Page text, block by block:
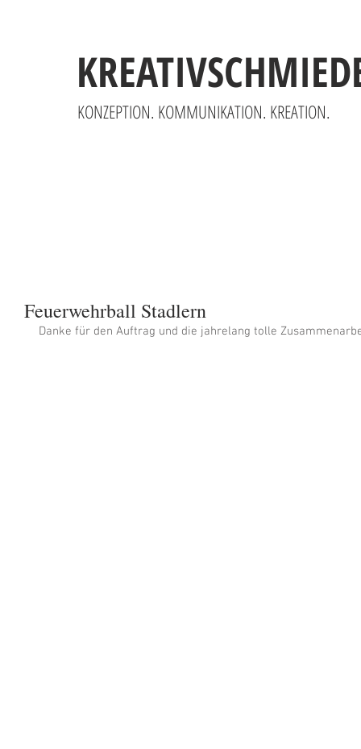
KONZEPTION. KOMMUNIKATION. KREATION.
Feuerwehrball Stadlern
Danke für den Auftrag und die jahrelang tolle